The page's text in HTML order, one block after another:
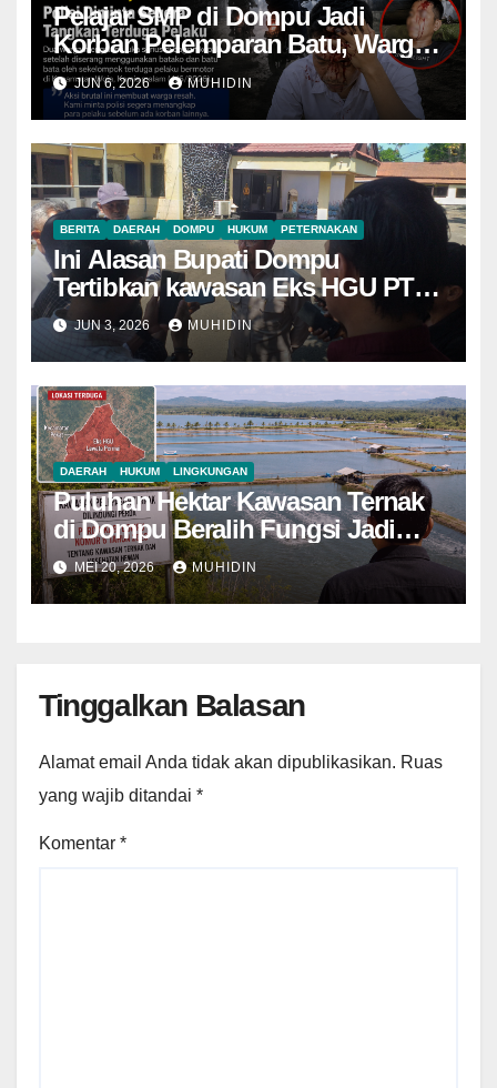
Pelajar SMP di Dompu Jadi
Korban Pelemparan Batu, Warga
Harap Polisi Segera Ungkap
Pelaku
JUN 6, 2026 MUHIDIN
BERITA DAERAH DOMPU HUKUM PETERNAKAN
Ini Alasan Bupati Dompu
Tertibkan kawasan Eks HGU PT
Lawata Permai
JUN 3, 2026 MUHIDIN
DAERAH HUKUM LINGKUNGAN
Puluhan Hektar Kawasan Ternak
di Dompu Beralih Fungsi Jadi
Tambak Udang
MEI 20, 2026 MUHIDIN
Tinggalkan Balasan
Alamat email Anda tidak akan dipublikasikan. Ruas
yang wajib ditandai *
Komentar *